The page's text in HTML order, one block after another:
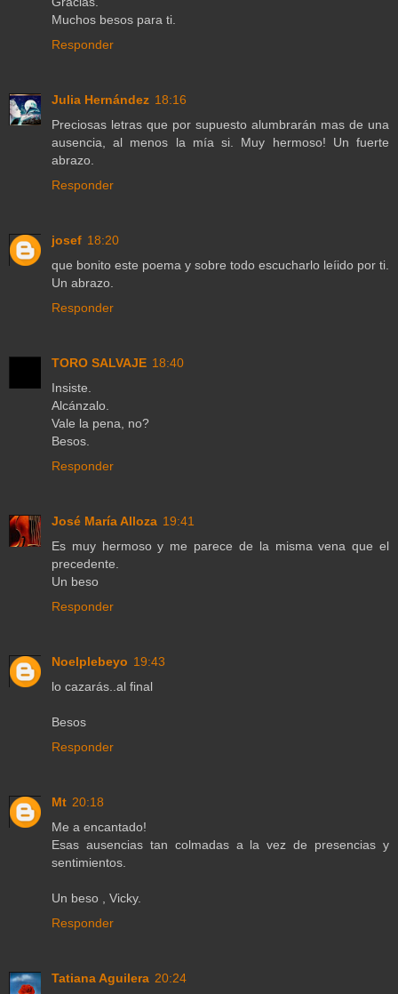
Muchos besos para ti.
Responder
Julia Hernández 18:16
Preciosas letras que por supuesto alumbrarán mas de una
ausencia, al menos la mía si. Muy hermoso! Un fuerte
abrazo.
Responder
josef 18:20
que bonito este poema y sobre todo escucharlo leíido por ti.
Un abrazo.
Responder
TORO SALVAJE 18:40
Insiste.
Alcánzalo.
Vale la pena, no?
Besos.
Responder
José María Alloza 19:41
Es muy hermoso y me parece de la misma vena que el
precedente.
Un beso
Responder
Noelplebeyo 19:43
lo cazarás..al final
Besos
Responder
Mt 20:18
Me a encantado!
Esas ausencias tan colmadas a la vez de presencias y
sentimientos.
Un beso , Vicky.
Responder
Tatiana Aguilera 20:24